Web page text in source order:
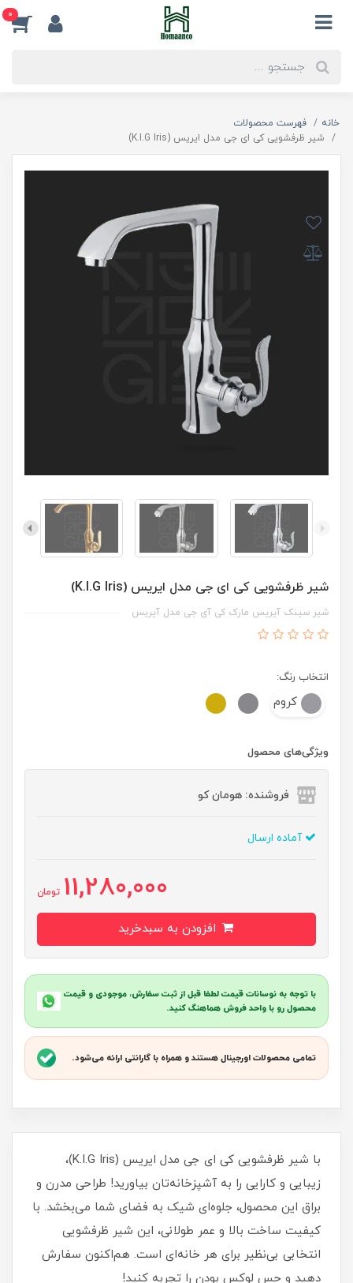
0
خانه
فهرست محصولات
شیر ظرفشویی کی ای جی مدل ایریس (K.I.G Iris)
شیر ظرفشویی کی ای جی مدل ایریس (K.I.G Iris)
شیر سینک آیریس مارک کی آی جی مدل آیریس
انتخاب رنگ:
کروم
ویژگی‌های محصول
فروشنده: هومان کو
آماده ارسال
11,280,000 تومان
با توجه به نوسانات قیمت لطفا قبل از ثبت سفارش، موجودی و قیمت
محصول رو با واحد فروش هماهنگ کنید.
تمامی محصولات اورجینال هستند و همراه با گارانتی ارائه می‌شود.
با شیر ظرفشویی کی ای جی مدل ایریس (K.I.G Iris)،
زیبایی و کارایی را به آشپزخانه‌تان بیاورید! طراحی مدرن و
براق این محصول، جلوه‌ای شیک به فضای شما می‌بخشد. با
کیفیت ساخت بالا و عمر طولانی، این شیر ظرفشویی
انتخابی بی‌نظیر برای هر خانه‌ای است. هم‌اکنون سفارش
دهید و حس لوکس بودن را تجربه کنید!